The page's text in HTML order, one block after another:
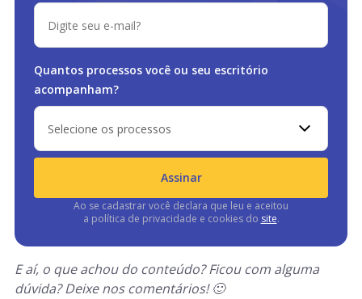
Quantos processos você ou seu escritório
acompanham?
Selecione os processos
Assinar
Ao se cadastrar você declara que leu e aceitou
a política de privacidade e cookies do site.
E aí, o que achou do conteúdo? Ficou com alguma
dúvida? Deixe nos comentários! 🙂